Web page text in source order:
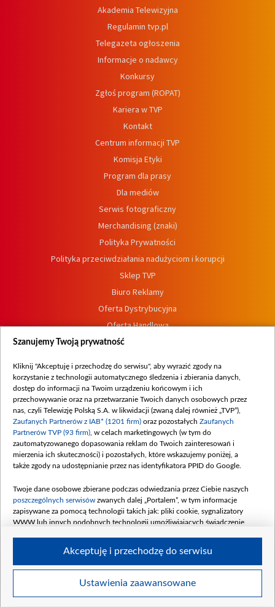
Akademia Telewizyjna
Regulamin tvp.pl
Telegazeta ogłoszenia
Informacje o nadawcy
Konkursy
Zgłoś program (ROPAT)
Kariera w TVP
Kontakt
Centrum informacji TVP
Komisja Etyki
Program dla prasy
Dla mediów
Serwis fotograficzny
Merchandising (znaki)
Polityka Prywatności
Polityka przeciwdziałania nadużyciom i korupcji
Sklep TVP
Biuro Reklamy
Oferta Dystrybucyjna
Oferta Handlowa
Dostępność
Procedura zgłoszeń wewnętrznych
© 2026 Telewizja Polska S. A. w likwidacji
Szanujemy Twoją prywatność
Kliknij "Akceptuję i przechodzę do serwisu", aby wyrazić zgody na
korzystanie z technologii automatycznego śledzenia i zbierania danych,
dostęp do informacji na Twoim urządzeniu końcowym i ich
przechowywanie oraz na przetwarzanie Twoich danych osobowych przez
nas, czyli Telewizję Polską S.A. w likwidacji (zwaną dalej również „TVP”),
Zaufanych Partnerów z IAB* (1201 firm) oraz pozostałych Zaufanych
Partnerów TVP (93 firm) , w celach marketingowych (w tym do
zautomatyzowanego dopasowania reklam do Twoich zainteresowań i
mierzenia ich skuteczności) i pozostałych, które wskazujemy poniżej, a
także zgody na udostępnianie przez nas identyfikatora PPID do Google.
Twoje dane osobowe zbierane podczas odwiedzania przez Ciebie naszych
poszczególnych serwisów zwanych dalej „Portalem”, w tym informacje
zapisywane za pomocą technologii takich jak: pliki cookie, sygnalizatory
WWW lub innych podobnych technologii umożliwiających świadczenie
Twoje dane osobowe zbierane podczas odwiedzania przez Ciebie
Ustawienia zaawansowane
Akceptuję i przechodzę do serwisu